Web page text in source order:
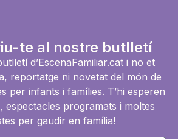
te al nostre butlletí
d’EscenaFamiliar.cat i no et
reportatge ni novetat del món de
per infants i famílies. T’hi esperen
espectacles programats i moltes
per gaudir en família!